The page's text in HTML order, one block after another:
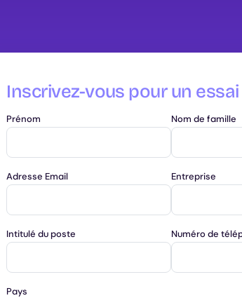
Inscrivez-vous pour un
Prénom Nom de famille
Adresse Email Entreprise
Intitulé du poste Numéro de
Pays